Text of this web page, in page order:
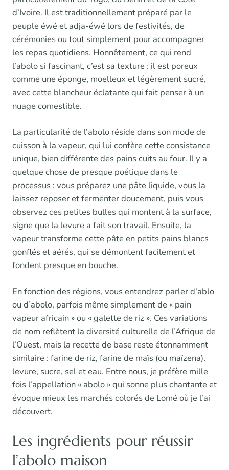
d’Ivoire. Il est traditionnellement préparé par le
peuple éwé et adja-éwé lors de festivités, de
cérémonies ou tout simplement pour accompagner
les repas quotidiens. Honnêtement, ce qui rend
l’abolo si fascinant, c’est sa texture : il est poreux
comme une éponge, moelleux et légèrement sucré,
avec cette blancheur éclatante qui fait penser à un
nuage comestible.
La particularité de l’abolo réside dans son mode de
cuisson à la vapeur, qui lui confère cette consistance
unique, bien différente des pains cuits au four. Il y a
quelque chose de presque poétique dans le
processus : vous préparez une pâte liquide, vous la
laissez reposer et fermenter doucement, puis vous
observez ces petites bulles qui montent à la surface,
signe que la levure a fait son travail. Ensuite, la
vapeur transforme cette pâte en petits pains blancs
gonflés et aérés, qui se démontent facilement et
fondent presque en bouche.
En fonction des régions, vous entendrez parler d’ablo
ou d’abolo, parfois même simplement de « pain
vapeur africain » ou « galette de riz ». Ces variations
de nom reflètent la diversité culturelle de l’Afrique de
l’Ouest, mais la recette de base reste étonnamment
similaire : farine de riz, farine de maïs (ou maïzena),
levure, sucre, sel et eau. Entre nous, je préfère mille
fois l’appellation « abolo » qui sonne plus chantante et
évoque mieux les marchés colorés de Lomé où je l’ai
découvert.
Les ingrédients pour réussir
l’abolo maison